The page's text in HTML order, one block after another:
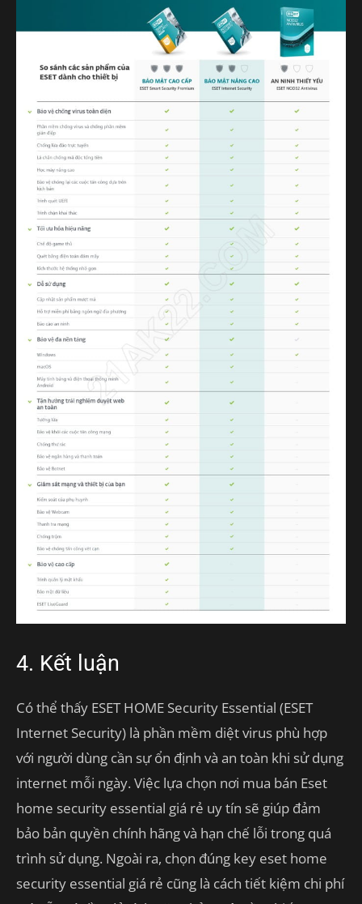
4. Kết luận
Có thể thấy ESET HOME Security Essential (ESET
Internet Security) là phần mềm diệt virus phù hợp
với người dùng cần sự ổn định và an toàn khi sử dụng
internet mỗi ngày. Việc lựa chọn nơi mua bán Eset
home security essential giá rẻ uy tín sẽ giúp đảm
bảo bản quyền chính hãng và hạn chế lỗi trong quá
trình sử dụng. Ngoài ra, chọn đúng key eset home
security essential giá rẻ cũng là cách tiết kiệm chi phí